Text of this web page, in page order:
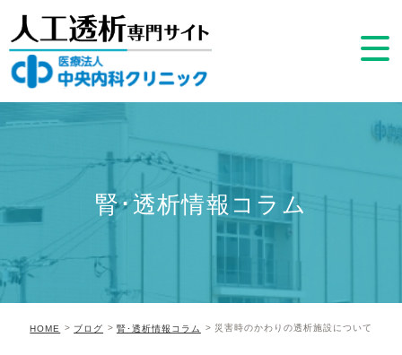
腎･透析情報コラム
HOME ブログ 腎･透析情報コラム 災害時のかわりの透析施設について